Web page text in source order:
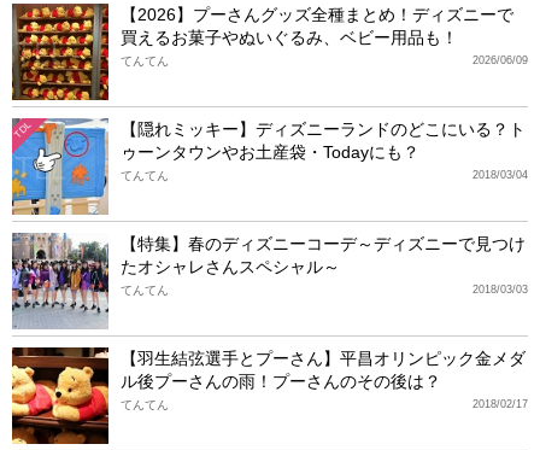
【2026】プーさんグッズ全種まとめ！ディズニーで
買えるお菓子やぬいぐるみ、ベビー用品も！
2026/06/09
てんてん
TDL
【隠れミッキー】ディズニーランドのどこにいる？ト
ゥーンタウンやお土産袋・Todayにも？
2018/03/04
てんてん
【特集】春のディズニーコーデ～ディズニーで見つけ
たオシャレさんスペシャル～
2018/03/03
てんてん
【羽生結弦選手とプーさん】平昌オリンピック金メダ
ル後プーさんの雨！プーさんのその後は？
2018/02/17
てんてん